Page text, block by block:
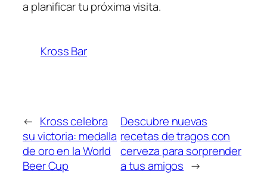
a planificar tu próxima visita.
Kross Bar
← Kross celebra
su victoria: medalla
de oro en la World
Beer Cup
Descubre nuevas
recetas de tragos con
cerveza para sorprender
a tus amigos →